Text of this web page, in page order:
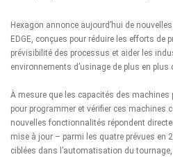
Hexagon annonce aujourd’hui de
EDGE, conçues pour réduire les efforts de
prévisibilité des processus et aider les
environnements d’usinage de plus en plus
À mesure que les capacités des machines
pour programmer et vérifier ces machines
nouvelles fonctionnalités répondent
mise à jour – parmi les quatre prévues
ciblées dans l’automatisation du